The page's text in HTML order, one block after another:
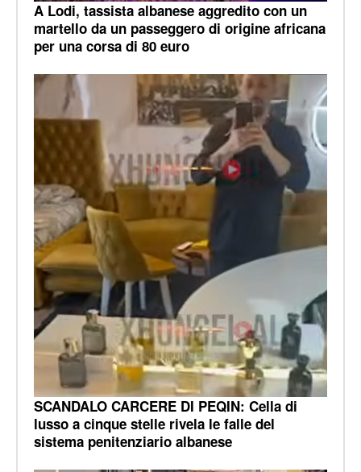
A Lodi, tassista albanese aggredito con un
martello da un passeggero di origine africana
per una corsa di 80 euro
SCANDALO CARCERE DI PEQIN: Cella di
lusso a cinque stelle rivela le falle del
sistema penitenziario albanese